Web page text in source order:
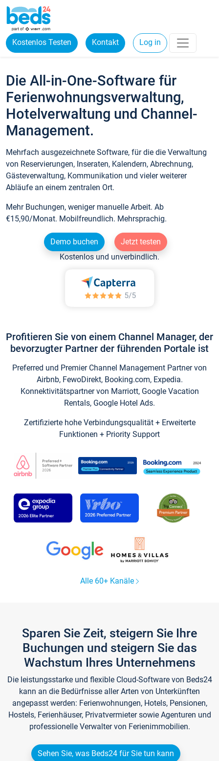
Kostenlos Testen Kontakt Log in
Die All-in-One-Software für
Ferienwohnungsverwaltung,
Hotelverwaltung und Channel-
Management.
Mehrfach ausgezeichnete Software, für die die Verwaltung
von Reservierungen, Inseraten, Kalendern, Abrechnung,
Gästeverwaltung, Kommunikation und vieler weiterer
Abläufe an einem zentralen Ort.
Mehr Buchungen, weniger manuelle Arbeit. Ab
€15,90/Monat. Mobilfreundlich. Mehrsprachig.
Demo buchen
Jetzt testen
Kostenlos und unverbindlich.
Profitieren Sie von einem Channel Manager, der
bevorzugter Partner der führenden Portale ist
Preferred und Premier Channel Management Partner von
Airbnb, FewoDirekt, Booking.com, Expedia.
Konnektivitätspartner von Marriott, Google Vacation
Rentals, Google Hotel Ads.
Zertifizierte hohe Verbindungsqualität + Erweiterte
Funktionen + Priority Support
Alle 60+ Kanäle
Sparen Sie Zeit, steigern Sie Ihre
Buchungen und steigern Sie das
Wachstum Ihres Unternehmens
Die leistungsstarke und flexible Cloud-Software von Beds24
kann an die Bedürfnisse aller Arten von Unterkünften
angepasst werden: Ferienwohnungen, Hotels, Pensionen,
Hostels, Ferienhäuser, Privatvermieter sowie Agenturen und
professionelle Verwalter von Ferienimmobilien.
Sehen Sie, was Beds24 für Sie tun kann